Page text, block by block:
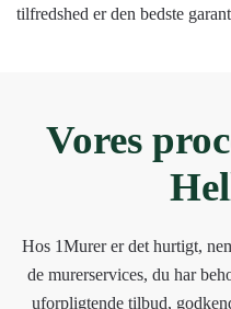
tilfredshed er den bedste
Vores
Hos 1Murer er det hurtigt,
de murerservices, du har
uforpligtende tilbud,